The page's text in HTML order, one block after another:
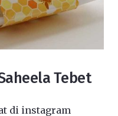
Tebet
di instagram